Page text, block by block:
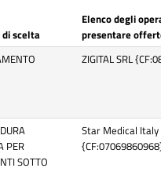
di scelta
Elenco degli
presentare
ZIGITAL SRL
PER
SOTTO
Star Medical Italy